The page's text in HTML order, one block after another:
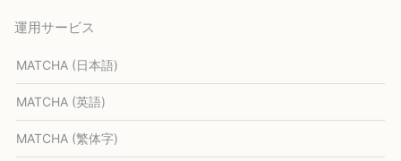
運用サービス
MATCHA (日本語)
MATCHA (英語)
MATCHA (繁体字)